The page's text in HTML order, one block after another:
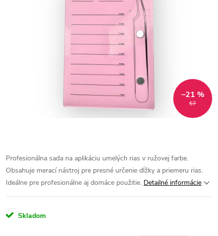
€7
–21 %
Profesionálna sada na aplikáciu umelých rias v ružovej farbe.
Obsahuje merací nástroj pre presné určenie dĺžky a priemeru rias.
Ideálne pre profesionálne aj domáce použitie. Detailné informácie
Skladom